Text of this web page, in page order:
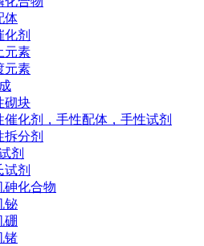
体
化剂
元素
元素
砌块
催化剂，手性配体，手性试剂
拆分剂
剂
试剂
砷化合物
铋
硼
锗